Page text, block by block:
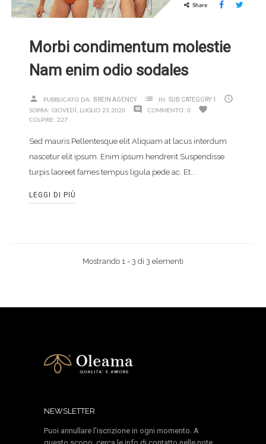
Morbi condimentum molestie
Nam enim odio sodales
Share
person PUBBLICATO DA: BREIN AGENCY list IN: SUB CATEGORY 1 
SOPRA: GIOVEDÌ, LUGLIO 23 2020 comment COMMENTO: 0 favorite
COLPIRE: 227
Sed mauris Pellentesque elit Aliquam at lacus interdum
nascetur elit ipsum. Enim ipsum hendrerit Suspendisse
turpis laoreet fames tempus ligula pede ac. Et...
LEGGI DI PIÙ
Mostrando 1 - 3 di 3 elementi
NEWSLETTER
Puoi annullare l'iscrizione in ogni momento. A